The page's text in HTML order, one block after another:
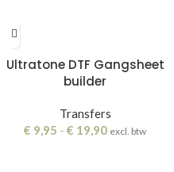
Ultratone DTF Gangsheet
builder
Transfers
€ 9,95 - € 19,90 excl. btw